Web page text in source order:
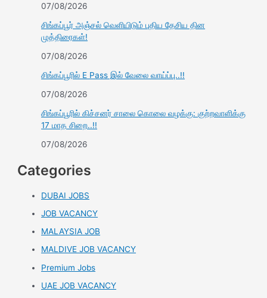
07/08/2026
சிங்கப்பூர் அஞ்சல் வெளியிடும் புதிய தேசிய தின
முத்திரைகள்!
07/08/2026
சிங்கப்பூரில் E Pass இல் வேலை வாய்ப்பு..!!
07/08/2026
சிங்கப்பூரில் கிச்சனர் சாலை கொலை வழக்கு: குற்றவாளிக்கு
17 மாத சிறை..!!
07/08/2026
Categories
DUBAI JOBS
JOB VACANCY
MALAYSIA JOB
MALDIVE JOB VACANCY
Premium Jobs
UAE JOB VACANCY